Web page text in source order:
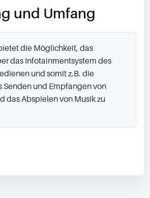
und Umfang
die Möglichkeit, das
das Infotainmentsystem des
und somit z.B. die
Senden und Empfangen von
das Abspielen von Musik zu